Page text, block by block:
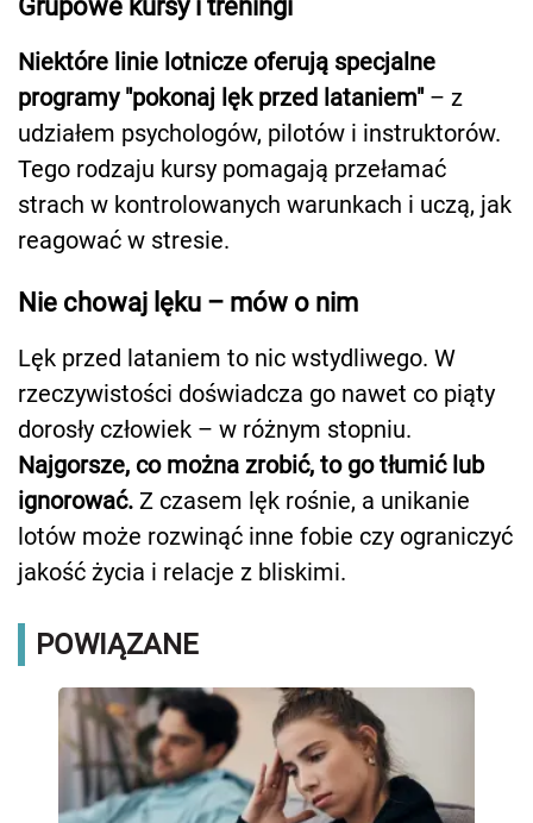
Grupowe kursy i treningi
Niektóre linie lotnicze oferują specjalne
programy "pokonaj lęk przed lataniem"– z
udziałem psychologów, pilotów i instruktorów.
Tego rodzaju kursy pomagają przełamać
strach w kontrolowanych warunkach i uczą, jak
reagować w stresie.
Nie chowaj lęku – mów o nim
Lęk przed lataniem to nic wstydliwego. W
rzeczywistości doświadcza go nawet co piąty
dorosły człowiek – w różnym stopniu.
Najgorsze, co można zrobić, to go tłumić lub
ignorować. Z czasem lęk rośnie, a unikanie
lotów może rozwinąć inne fobie czy ograniczyć
jakość życia i relacje z bliskimi.
POWIĄZANE